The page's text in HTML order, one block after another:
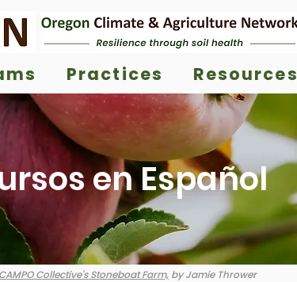
Practices Resources
en Español
CAMPO Collective's Stoneboat Farm, by Jamie Thrower